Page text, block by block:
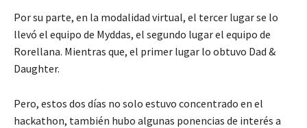
Por su parte, en la modalidad virtual, el tercer lugar se lo
llevó el equipo de Myddas, el segundo lugar el equipo de
Rorellana. Mientras que, el primer lugar lo obtuvo Dad &
Daughter.
Pero, estos dos días no solo estuvo concentrado en el
hackathon, también hubo algunas ponencias de interés a